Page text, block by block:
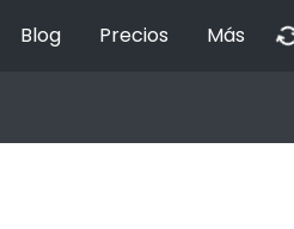
Blog Precios Más